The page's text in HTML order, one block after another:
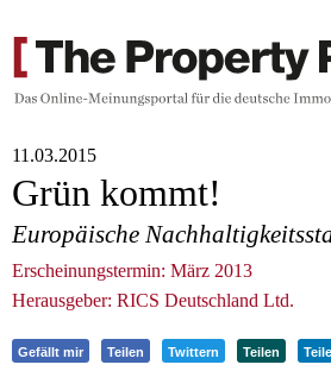
11.03.2015
Grün kommt!
Europäische
Erscheinungstermin: März 2013
Herausgeber: RICS Deutschland Ltd.
Gefällt mir Teilen Twittern Teilen